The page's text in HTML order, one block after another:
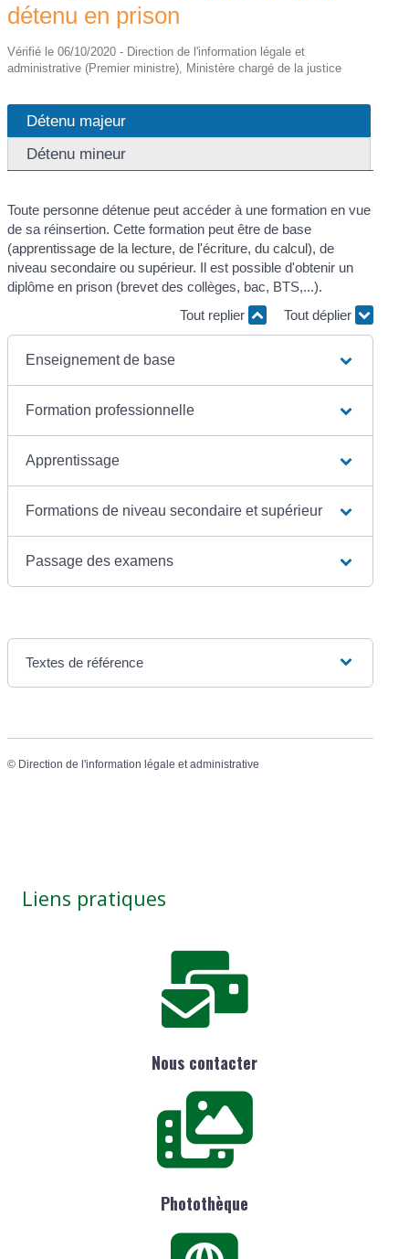
détenu en prison
Vérifié le 06/10/2020 - Direction de l'information légale et
administrative (Premier ministre), Ministère chargé de la justice
Détenu majeur
Détenu mineur
Toute personne détenue peut accéder à une formation en vue
de sa réinsertion. Cette formation peut être de base
(apprentissage de la lecture, de l'écriture, du calcul), de
niveau secondaire ou supérieur. Il est possible d'obtenir un
diplôme en prison (brevet des collèges, bac, BTS,...).
Tout replier
Tout déplier
Enseignement de base
Formation professionnelle
Apprentissage
Formations de niveau secondaire et supérieur
Passage des examens
Textes de référence
© Direction de l'information légale et administrative
Liens pratiques
Nous contacter
Photothèque